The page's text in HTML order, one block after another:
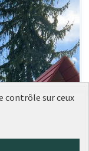
contrôle sur ceux